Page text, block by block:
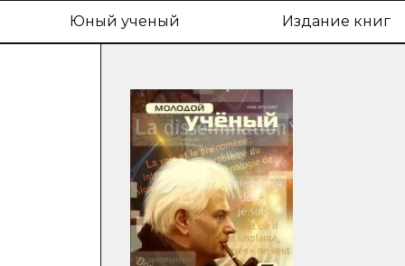
Юный ученый Издание книг